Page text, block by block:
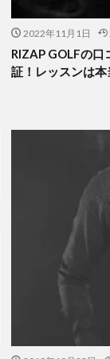
2022年11月1日
RIZAP GOLFの
証！レッスンは本